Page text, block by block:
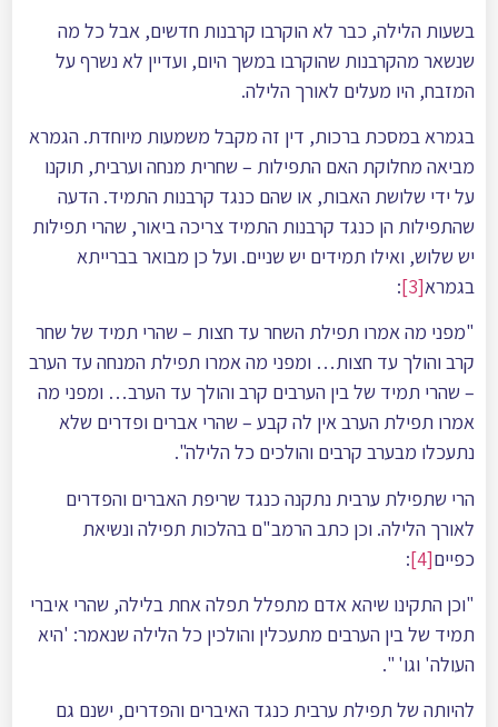
בשעות הלילה, כבר לא הוקרבו קרבנות חדשים, אבל כל מה
שנשאר מהקרבנות שהוקרבו במשך היום, ועדיין לא נשרף על
המזבח, היו מעלים לאורך הלילה.
בגמרא במסכת ברכות, דין זה מקבל משמעות מיוחדת. הגמרא
מביאה מחלוקת האם התפילות – שחרית מנחה וערבית, תוקנו
על ידי שלושת האבות, או שהם כנגד קרבנות התמיד. הדעה
שהתפילות הן כנגד קרבנות התמיד צריכה ביאור, שהרי תפילות
יש שלוש, ואילו תמידים יש שניים. ועל כן מבואר בברייתא
בגמרא[3]
:
"מפני מה אמרו תפילת השחר עד חצות – שהרי תמיד של שחר
קרב והולך עד חצות… ומפני מה אמרו תפילת המנחה עד הערב
– שהרי תמיד של בין הערבים קרב והולך עד הערב… ומפני מה
אמרו תפילת הערב אין לה קבע – שהרי אברים ופדרים שלא
נתעכלו מבערב קרבים והולכים כל הלילה".
הרי שתפילת ערבית נתקנה כנגד שריפת האברים והפדרים
לאורך הלילה. וכן כתב הרמב"ם בהלכות תפילה ונשיאת
כפיים[4]
:
"וכן התקינו שיהא אדם מתפלל תפלה אחת בלילה, שהרי איברי
תמיד של בין הערבים מתעכלין והולכין כל הלילה שנאמר: 'היא
העולה' וגו' ".
להיותה של תפילת ערבית כנגד האיברים והפדרים, ישנם גם